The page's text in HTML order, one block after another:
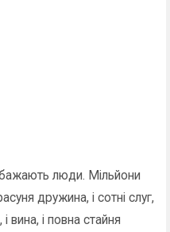
люди. Мільйони
дружина, і сотні слуг,
і вина, і повна стайня